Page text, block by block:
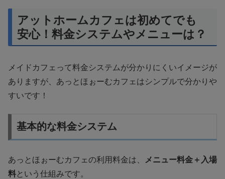
アットホームカフェは初めてでも
安心！料金システムやメニューは？
メイドカフェって料金システムが分かりにくいイメージが
ありますが、あっとほぉーむカフェはシンプルで分かりや
すいです！
基本的な料金システム
あっとほぉーむカフェの利用料金は、
メニュー料金＋入場
料という仕組みです。